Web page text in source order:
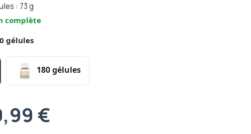
: 73 g
complète
gélules
180 gélules
€